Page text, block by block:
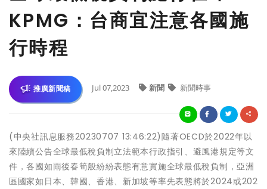
KPMG：台商宜注意各國施
行時程
推廣新聞稿 Jul 07,2023 新聞 新聞時事
(中央社訊息服務20230707 13:46:22)隨著OECD於2022年以
來陸續公告全球最低稅負制立法範本行政指引、避風港規定等文
件，各國如雨後春筍般紛紛表態有意實施全球最低稅負制，亞洲
區國家如日本、韓國、香港、新加坡等率先表態將於2024或202